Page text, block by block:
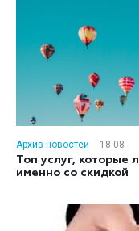
Архив новостей
18:08
Топ услуг, которые
именно со скидкой